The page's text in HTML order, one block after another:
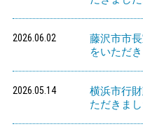
2026.06.02
藤沢市市
をいただき
2026.05.14
横浜市行
ただきまし